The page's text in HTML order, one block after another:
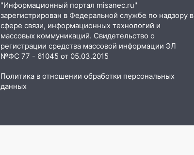
"Информационный портал misanec.ru"
зарегистрирован в Федеральной службе по надзору в
сфере связи, информационных технологий и
массовых коммуникаций. Свидетельство о
регистрации средства массовой информации ЭЛ
№ФС 77 - 61045 от 05.03.2015
Политика в отношении обработки персональных
данных